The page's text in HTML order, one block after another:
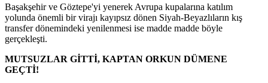
Başakşehir ve Göztepe'yi yenerek Avrupa kupalarına katılım
yolunda önemli bir virajı kayıpsız dönen Siyah-Beyazlıların kış
transfer dönemindeki yenilenmesi ise madde madde böyle
gerçekleşti.
MUTSUZLAR GİTTİ, KAPTAN ORKUN DÜMENE
GEÇTİ!